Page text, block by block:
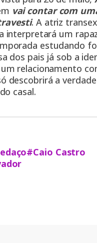
vai contar com
. A atriz
interpretará um
estudando
dos pais já sob a
relacionamento
descobrirá a
casal.
#Caio Castro